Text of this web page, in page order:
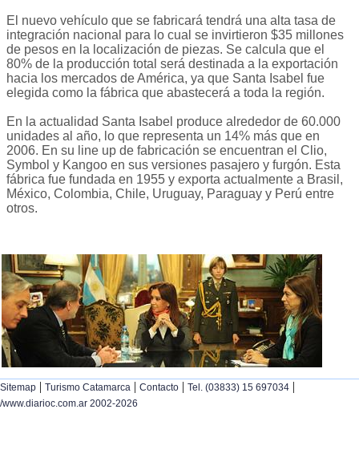
El nuevo vehículo que se fabricará tendrá una alta tasa de
integración nacional para lo cual se invirtieron $35 millones
de pesos en la localización de piezas. Se calcula que el
80% de la producción total será destinada a la exportación
hacia los mercados de América, ya que Santa Isabel fue
elegida como la fábrica que abastecerá a toda la región.
En la actualidad Santa Isabel produce alrededor de 60.000
unidades al año, lo que representa un 14% más que en
2006. En su line up de fabricación se encuentran el Clio,
Symbol y Kangoo en sus versiones pasajero y furgón. Esta
fábrica fue fundada en 1955 y exporta actualmente a Brasil,
México, Colombia, Chile, Uruguay, Paraguay y Perú entre
otros.
Sitemap | Turismo Catamarca | Contacto | Tel. (03833) 15 697034 |
/www.diarioc.com.ar 2002-2026